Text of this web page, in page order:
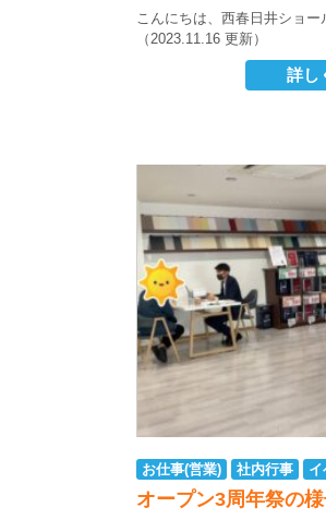
こんにちは、西春日井ショ
（2023.11.16 更新）
詳し
お仕事(営業) 社内行事 イ
オープン3周年祭の